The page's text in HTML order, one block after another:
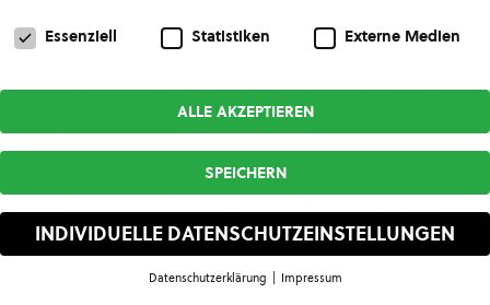
Bio-Info – Das Do-it-yourself-Paket
Grundlagen der Bio-Zertifizierung. Unsere
Basisinformationen bereit, die Umsetzung
Betrieb.
Datenschutzeinstellungen
Essenziell Statistiken Externe Medien
ALLE AKZEPTIEREN
SPEICHERN
INDIVIDUELLE DATENSCHUTZEINSTELLUNGEN
Datenschutzerklärung Impressum